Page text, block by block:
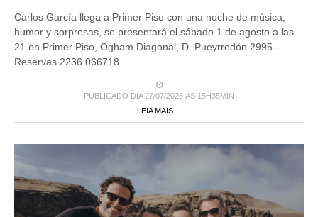
Carlos García llega a Primer Piso con una noche de música,
humor y sorpresas, se presentará el sábado 1 de agosto a las
21 en Primer Piso, Ogham Diagonal, D. Pueyrredón 2995 -
Reservas 2236 066718
PUBLICADO DIA 27/07/2026 ÀS 15H35MIN
LEIA MAIS ...